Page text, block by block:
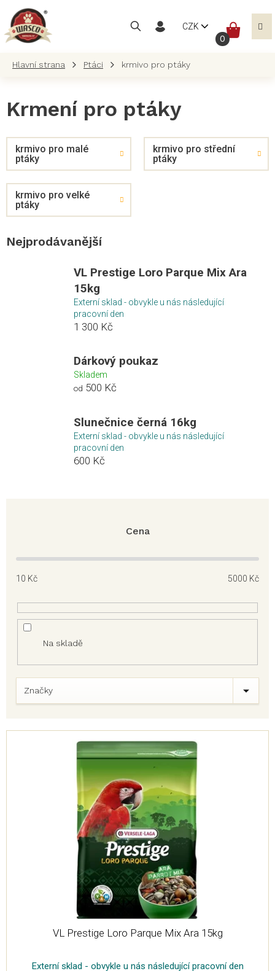
obsah
CZK
Ptáci krmivo pro ptáky
Krmení pro ptáky
krmivo pro malé
ptáky
krmivo pro střední
ptáky
krmivo pro velké
ptáky
Nejprodávanější
VL Prestige Loro Parque Mix Ara
15kg
Externí sklad - obvykle u nás následující
pracovní den
1 300 Kč
Dárkový poukaz
Skladem
od 500 Kč
Slunečnice černá 16kg
Externí sklad - obvykle u nás následující
pracovní den
600 Kč
Cena
10 Kč 5000 Kč
Na skladě
Značky
VL Prestige Loro Parque Mix Ara 15kg
Externí sklad - obvykle u nás následující pracovní den